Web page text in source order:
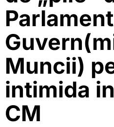
Muncii)
intimida
CM